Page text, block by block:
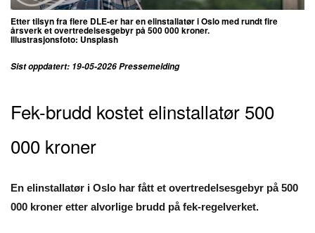
Etter tilsyn fra flere DLE-er har en elinstallatør i Oslo med rundt fire
årsverk et overtredelsesgebyr på 500 000 kroner.
Illustrasjonsfoto: Unsplash
Sist oppdatert: 19-05-2026 Pressemelding
Fek-brudd kostet elinstallatør 500
000 kroner
En elinstallatør i Oslo har fått et overtredelsesgebyr på 500
000 kroner etter alvorlige brudd på fek-regelverket.